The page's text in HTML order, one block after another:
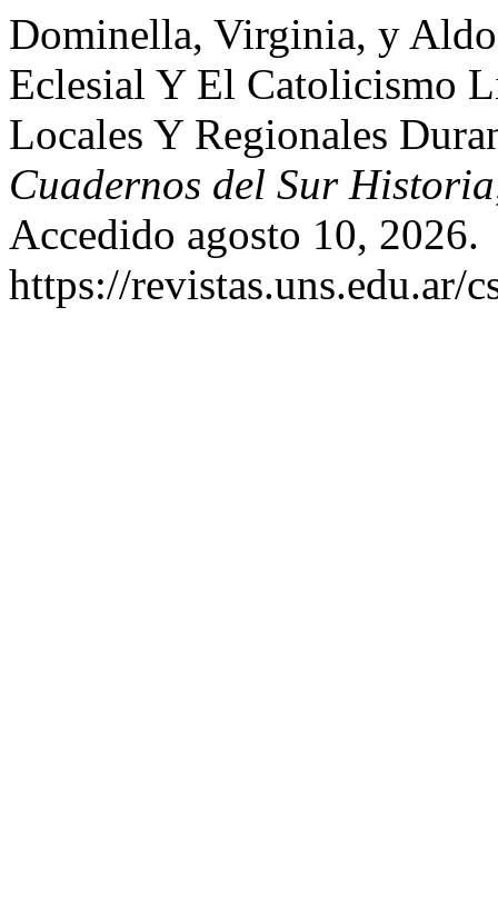
Dominella, Virginia, y
Eclesial Y El Catolicismo
Locales Y Regionales
Cuadernos del Sur Historia
Accedido agosto 10, 2026.
https://revistas.uns.edu.ar/